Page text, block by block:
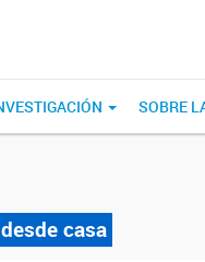
SOBRE
casa